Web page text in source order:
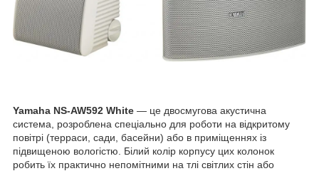
Yamaha NS-AW592 White — це двосмугова акустична
система, розроблена спеціально для роботи на відкритому
повітрі (терраси, сади, басейни) або в приміщеннях із
підвищеною вологістю. Білий колір корпусу цих колонок
робить їх практично непомітними на тлі світлих стін або